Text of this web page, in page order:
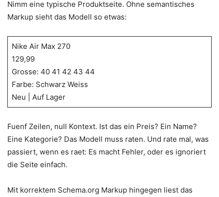
Nimm eine typische Produktseite. Ohne semantisches
Markup sieht das Modell so etwas:
Nike Air Max 270
129,99
Grosse: 40 41 42 43 44
Farbe: Schwarz Weiss
Neu | Auf Lager
Fuenf Zeilen, null Kontext. Ist das ein Preis? Ein Name?
Eine Kategorie? Das Modell muss raten. Und rate mal, was
passiert, wenn es raet: Es macht Fehler, oder es ignoriert
die Seite einfach.
Mit korrektem Schema.org Markup hingegen liest das